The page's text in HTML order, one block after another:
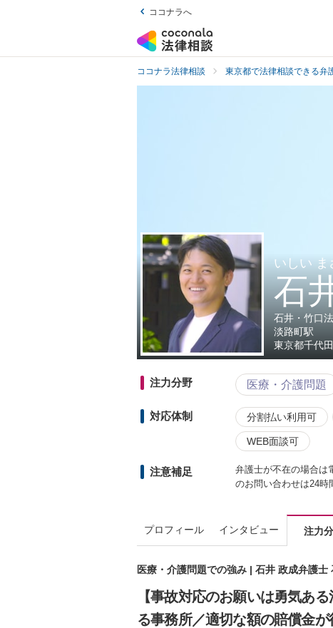
ココナラへ
ココナラ法律相談 東京都で法律相談できる弁
いしい ま
石
石井・竹口
淡路町駅
東京都千代
注力分野 医療・介護問題
対応体制 分割払い利用可
WEB面談可
注意補足
弁護士が不在の場合は
のお問い合わせは24時
プロフィール インタビュー 注力
医療・介護問題での強み | 石井 政成弁護士
【事故対応のお願いは勇気あ
る事務所／適切な額の賠償金